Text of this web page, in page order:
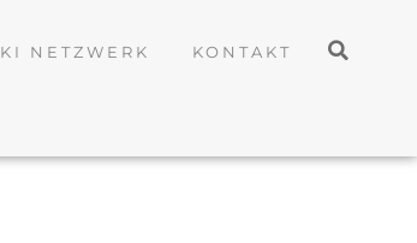
KI NETZWERK KONTAKT